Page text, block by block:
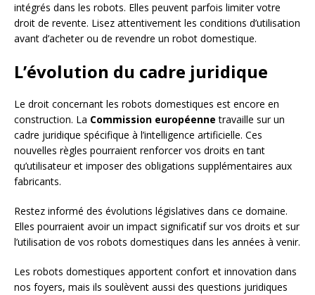
intégrés dans les robots. Elles peuvent parfois limiter votre
droit de revente. Lisez attentivement les conditions d’utilisation
avant d’acheter ou de revendre un robot domestique.
L’évolution du cadre juridique
Le droit concernant les robots domestiques est encore en
construction. La Commission européenne travaille sur un
cadre juridique spécifique à l’intelligence artificielle. Ces
nouvelles règles pourraient renforcer vos droits en tant
qu’utilisateur et imposer des obligations supplémentaires aux
fabricants.
Restez informé des évolutions législatives dans ce domaine.
Elles pourraient avoir un impact significatif sur vos droits et sur
l’utilisation de vos robots domestiques dans les années à venir.
Les robots domestiques apportent confort et innovation dans
nos foyers, mais ils soulèvent aussi des questions juridiques